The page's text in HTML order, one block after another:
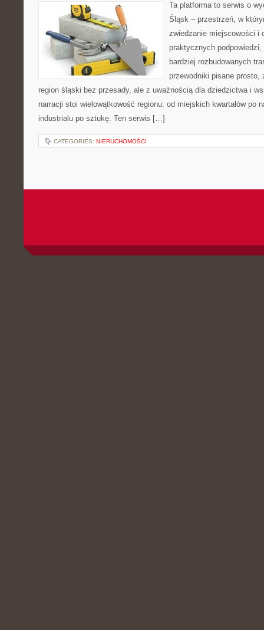
Ta platforma to serwis o
Śląsk – przestrzeń, w
zwiedzanie miejscowości i
praktycznych
bardziej rozbudowanych
przewodniki pisane prosto,
region śląski bez przesady, ale z uważnością dla dziedzictwa i
narracji stoi wielowątkowość regionu: od miejskich kwartałów po
industrialu po sztukę. Ten serwis […]
CATEGORIES: NIERUCHOMOŚCI